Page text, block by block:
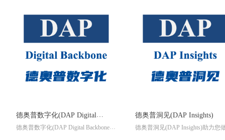
德奥普数字化(DAP Digital
Backbone)
德奥普数字化(DAP Digital Backbone)
德奥普洞见(DAP Insights)
德奥普洞见(DAP Insights)助力您